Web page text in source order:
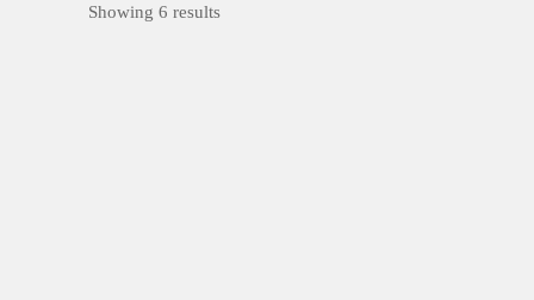
Showing 6 results